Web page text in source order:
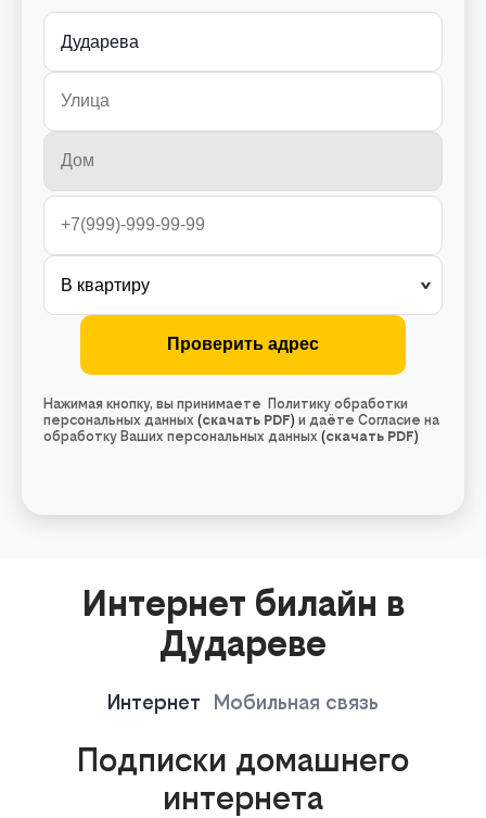
Дударева
Нажимая кнопку, вы принимаете Политику обработки
персональных данных (скачать PDF) и даёте Согласие на
обработку Ваших персональных данных (скачать PDF)
Интернет билайн в
Дудареве
Интернет Мобильная связь
Подписки домашнего
интернета